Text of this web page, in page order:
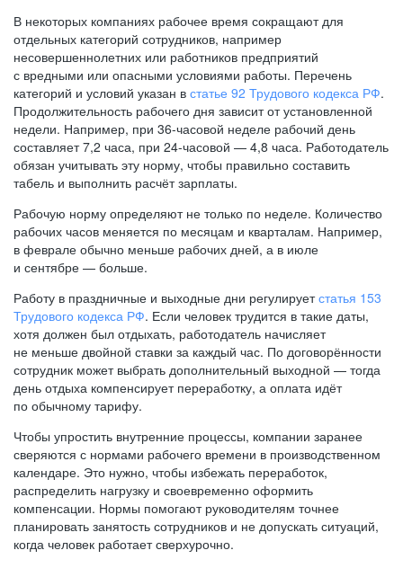
В некоторых компаниях рабочее время сокращают для
отдельных категорий сотрудников, например
несовершеннолетних или работников предприятий
с вредными или опасными условиями работы. Перечень
категорий и условий указан в статье 92 Трудового кодекса РФ.
Продолжительность рабочего дня зависит от установленной
недели. Например, при 36-часовой неделе рабочий день
составляет 7,2 часа, при 24-часовой — 4,8 часа. Работодатель
обязан учитывать эту норму, чтобы правильно составить
табель и выполнить расчёт зарплаты.
Рабочую норму определяют не только по неделе. Количество
рабочих часов меняется по месяцам и кварталам. Например,
в феврале обычно меньше рабочих дней, а в июле
и сентябре — больше.
Работу в праздничные и выходные дни регулируетстатья 153
Трудового кодекса РФ. Если человек трудится в такие даты,
хотя должен был отдыхать, работодатель начисляет
не меньше двойной ставки за каждый час. По договорённости
сотрудник может выбрать дополнительный выходной — тогда
день отдыха компенсирует переработку, а оплата идёт
по обычному тарифу.
Чтобы упростить внутренние процессы, компании заранее
сверяются с нормами рабочего времени в производственном
календаре. Это нужно, чтобы избежать переработок,
распределить нагрузку и своевременно оформить
компенсации. Нормы помогают руководителям точнее
планировать занятость сотрудников и не допускать ситуаций,
когда человек работает сверхурочно.